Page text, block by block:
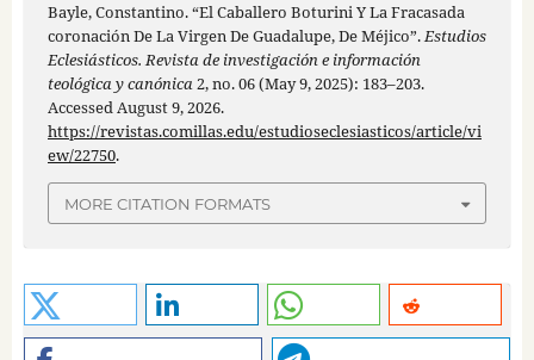
Bayle, Constantino. “El Caballero Boturini Y La Fracasada
coronación De La Virgen De Guadalupe, De Méjico”.Estudios
Eclesiásticos. Revista de investigación e información
teológica y canónica2, no. 06 (May 9, 2025): 183–203.
Accessed August 9, 2026.
https://revistas.comillas.edu/estudioseclesiasticos/article/vi
ew/22750.
MORE CITATION FORMATS